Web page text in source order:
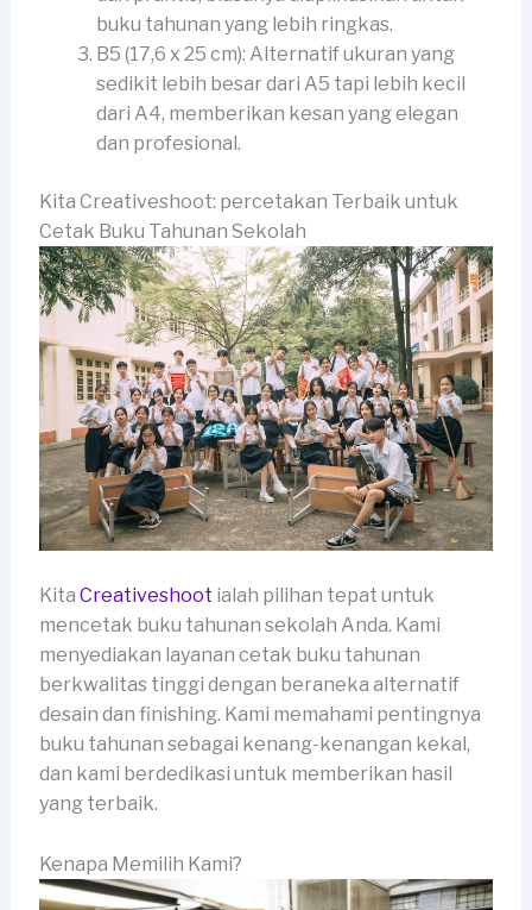
buku tahunan yang lebih ringkas.
B5 (17,6 x 25 cm): Alternatif ukuran yang
sedikit lebih besar dari A5 tapi lebih kecil
dari A4, memberikan kesan yang elegan
dan profesional.
Kita Creativeshoot: percetakan Terbaik untuk
Cetak Buku Tahunan Sekolah
Kita Creativeshoot ialah pilihan tepat untuk
mencetak buku tahunan sekolah Anda. Kami
menyediakan layanan cetak buku tahunan
berkwalitas tinggi dengan beraneka alternatif
desain dan finishing. Kami memahami pentingnya
buku tahunan sebagai kenang-kenangan kekal,
dan kami berdedikasi untuk memberikan hasil
yang terbaik.
Kenapa Memilih Kami?